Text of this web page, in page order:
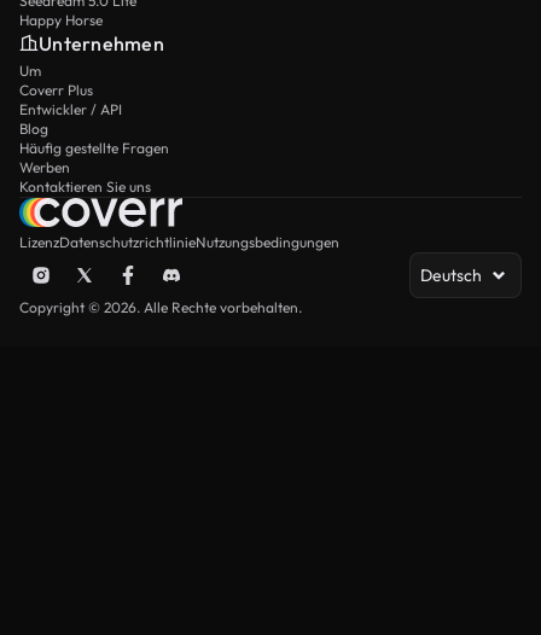
Happy Horse
Unternehmen
Um
Coverr Plus
Entwickler / API
Blog
Häufig gestellte Fragen
Werben
Kontaktieren Sie uns
LizenzDatenschutzrichtlinieNutzungsbedingungen
Deutsch
Copyright © 2026. Alle Rechte vorbehalten.